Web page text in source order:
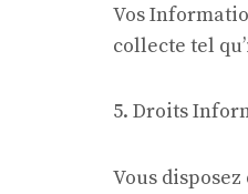
Vos
collecte tel
5. Droits
Vous